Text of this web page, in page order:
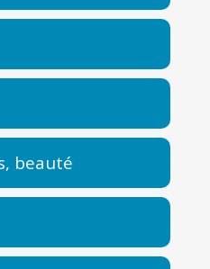
beauté